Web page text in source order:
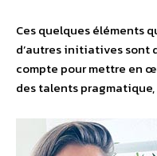
Ces quelques éléments
d’autres initiatives sont
compte pour mettre en
des talents